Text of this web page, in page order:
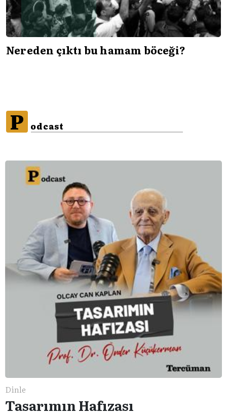
Nereden çıktı bu hamam böceği?
P odcast
Dinle
Tasarımın Hafızası